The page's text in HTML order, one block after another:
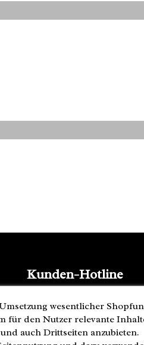
Kunden-Hotline
Mo - Fr 08:00 - 18:00
wesentlicher
für den Nutzer relevante
auch Drittseiten anzubieten.